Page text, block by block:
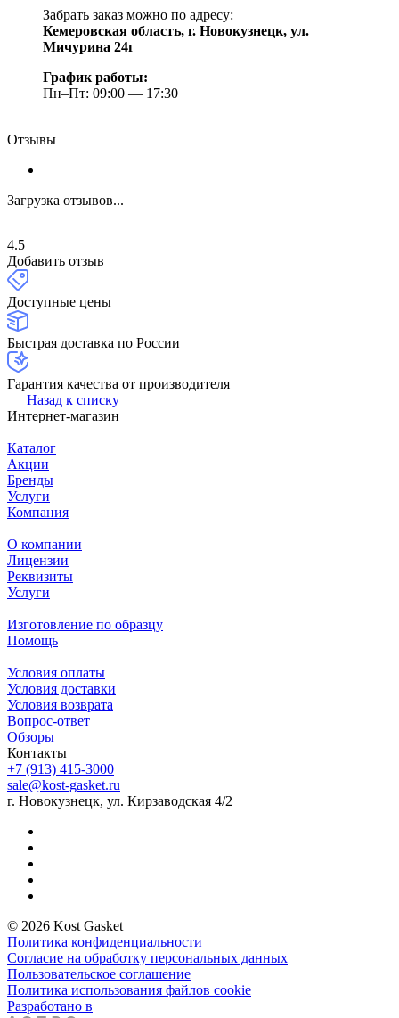
Забрать заказ можно по адресу:
Кемеровская область, г. Новокузнецк, ул.
Мичурина 24г
График работы:
Пн–Пт: 09:00 — 17:30
Отзывы
Загрузка отзывов...
4.5
Добавить отзыв
Доступные цены
Быстрая доставка по России
Гарантия качества от производителя
Назад к списку
Интернет-магазин
Каталог
Акции
Бренды
Услуги
Компания
О компании
Лицензии
Реквизиты
Услуги
Изготовление по образцу
Помощь
Условия оплаты
Условия доставки
Условия возврата
Вопрос-ответ
Обзоры
Контакты
+7 (913) 415-3000
sale@kost-gasket.ru
г. Новокузнецк, ул. Кирзаводская 4/2
© 2026 Kost Gasket
Политика конфиденциальности
Согласие на обработку персональных данных
Пользовательское соглашение
Политика использования файлов cookie
Разработано в